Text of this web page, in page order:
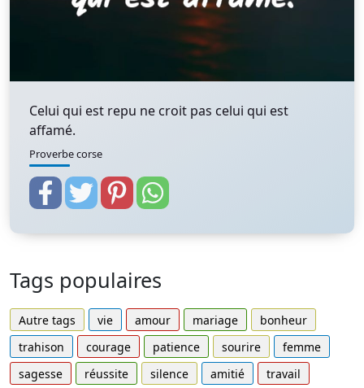
Celui qui est repu ne croit pas celui qui est
affamé.
Proverbe corse
Tags populaires
Autre tags vie amour mariage
bonheur
trahison
courage patience sourire
femme
sagesse
réussite silence amitié
travail